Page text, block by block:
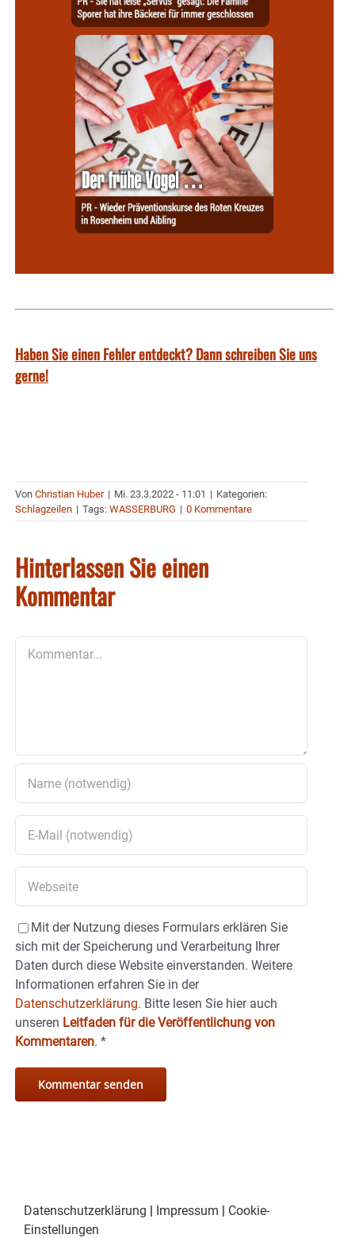
Haben Sie einen Fehler entdeckt? Dann schreiben Sie uns
gerne!
Von Christian Huber | Mi. 23.3.2022 - 11:01 | Kategorien:
Schlagzeilen | Tags: WASSERBURG | 0 Kommentare
Hinterlassen Sie einen
Kommentar
Mit der Nutzung dieses Formulars erklären Sie
sich mit der Speicherung und Verarbeitung Ihrer
Daten durch diese Website einverstanden. Weitere
Informationen erfahren Sie in der
Datenschutzerklärung. Bitte lesen Sie hier auch
unseren Leitfaden für die Veröffentlichung von
Kommentaren. *
Datenschutzerklärung | Impressum | Cookie-
Einstellungen